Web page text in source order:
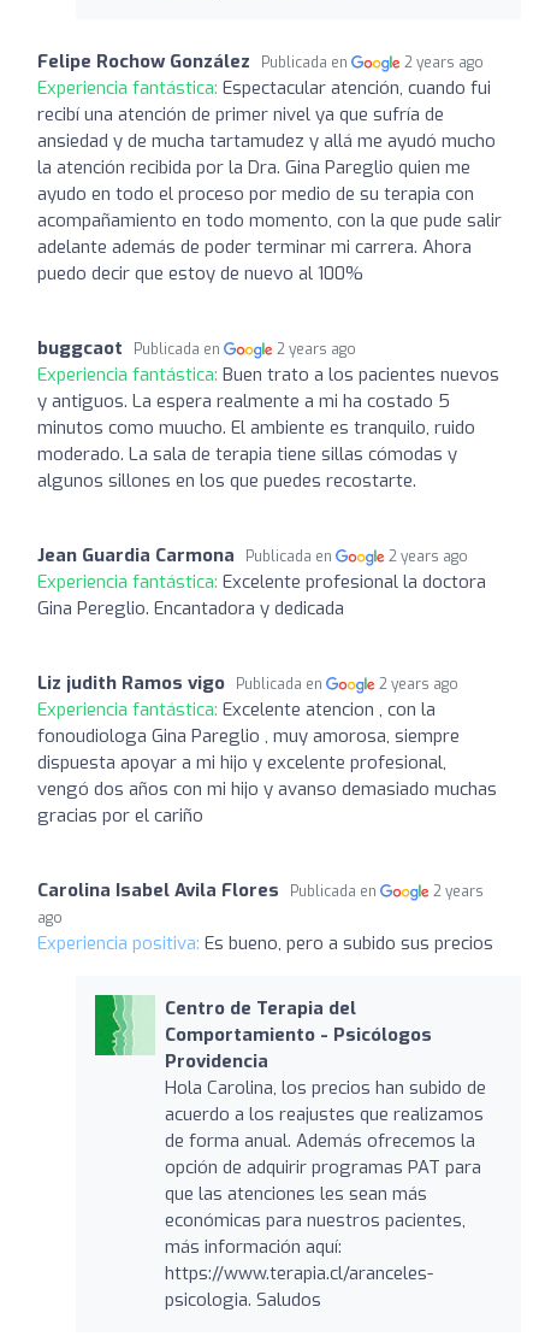
Felipe Rochow González Publicada en 2 years ago
Experiencia fantástica: Espectacular atención, cuando fui
recibí una atención de primer nivel ya que sufría de
ansiedad y de mucha tartamudez y allá me ayudó mucho
la atención recibida por la Dra. Gina Pareglio quien me
ayudo en todo el proceso por medio de su terapia con
acompañamiento en todo momento, con la que pude salir
adelante además de poder terminar mi carrera. Ahora
puedo decir que estoy de nuevo al 100%
buggcaot Publicada en 2 years ago
Experiencia fantástica: Buen trato a los pacientes nuevos
y antiguos. La espera realmente a mi ha costado 5
minutos como muucho. El ambiente es tranquilo, ruido
moderado. La sala de terapia tiene sillas cómodas y
algunos sillones en los que puedes recostarte.
Jean Guardia Carmona Publicada en 2 years ago
Experiencia fantástica: Excelente profesional la doctora
Gina Pereglio. Encantadora y dedicada
Liz judith Ramos vigo Publicada en 2 years ago
Experiencia fantástica: Excelente atencion , con la
fonoudiologa Gina Pareglio , muy amorosa, siempre
dispuesta apoyar a mi hijo y excelente profesional,
vengó dos años con mi hijo y avanso demasiado muchas
gracias por el cariño
Carolina Isabel Avila Flores Publicada en
2 years
ago
Experiencia positiva: Es bueno, pero a subido sus precios
Centro de Terapia del
Comportamiento - Psicólogos
Providencia
Hola Carolina, los precios han subido de
acuerdo a los reajustes que realizamos
de forma anual. Además ofrecemos la
opción de adquirir programas PAT para
que las atenciones les sean más
económicas para nuestros pacientes,
más información aquí:
https://www.terapia.cl/aranceles-
psicologia. Saludos